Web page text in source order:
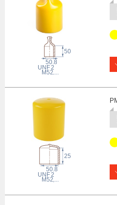
M52,...
50
UNF 2
50.8
50.8
25
,...
M52
UNF 2